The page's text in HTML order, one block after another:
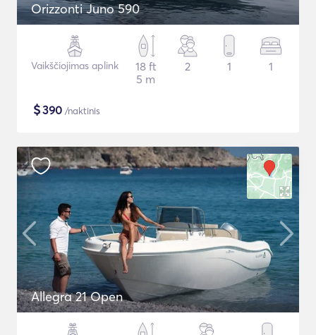
Orizzonti Juno 590
Vaikščiojimas aplink
18 ft
5 m
2 1 1
$390 /naktinis
Allegra 21 Open